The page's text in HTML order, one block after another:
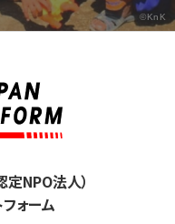
©KnK
NPO法人）
ォーム